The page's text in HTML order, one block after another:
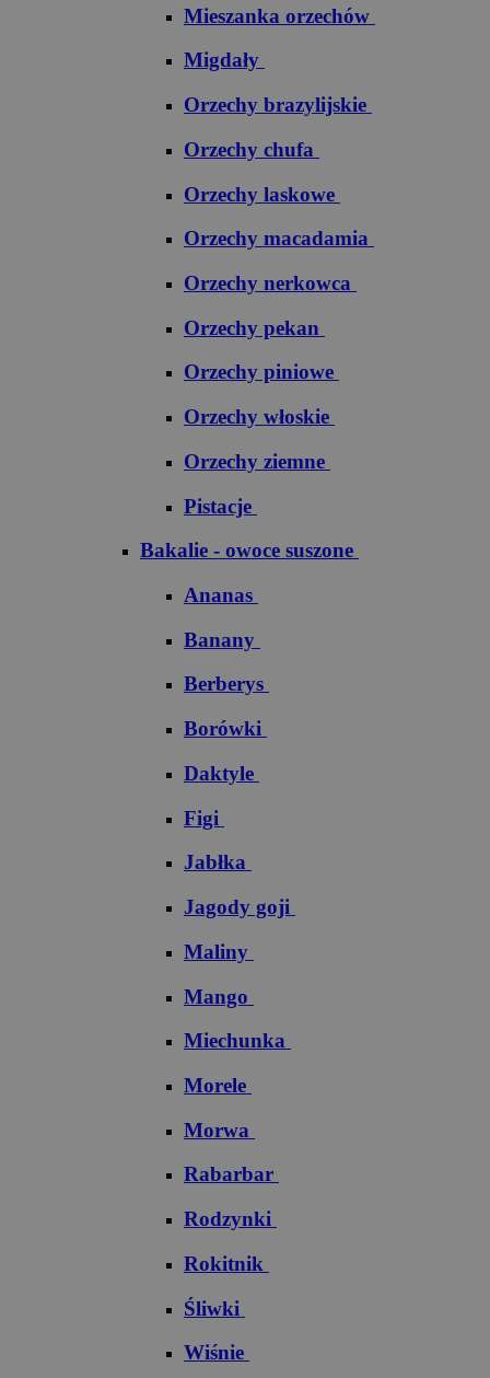
Mieszanka orzechów
Migdały
Orzechy brazylijskie
Orzechy chufa
Orzechy laskowe
Orzechy macadamia
Orzechy nerkowca
Orzechy pekan
Orzechy piniowe
Orzechy włoskie
Orzechy ziemne
Pistacje
Bakalie - owoce suszone
Ananas
Banany
Berberys
Borówki
Daktyle
Figi
Jabłka
Jagody goji
Maliny
Mango
Miechunka
Morele
Morwa
Rabarbar
Rodzynki
Rokitnik
Śliwki
Wiśnie